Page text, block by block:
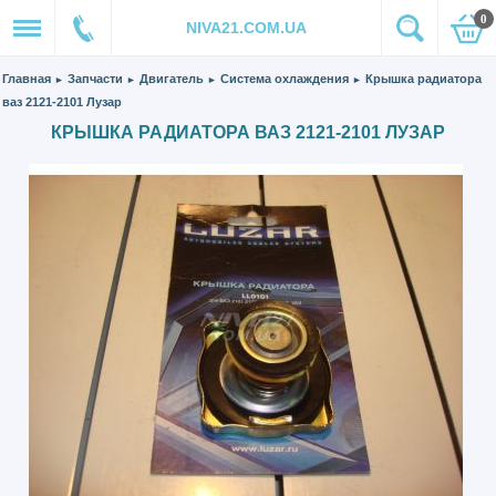
NIVA21.COM.UA 0
Главная ► Запчасти ► Двигатель ► Система охлаждения ► Крышка радиатора
ваз 2121-2101 Лузар
КРЫШКА РАДИАТОРА ВАЗ 2121-2101 ЛУЗАР